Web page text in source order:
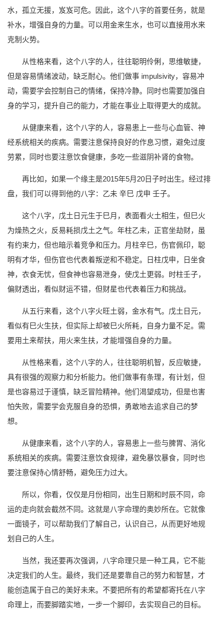
水，孤立无援，岌岌可危。因此，这个八字的首要任务，就是
补水，增强自身的力量。可以用金来生水，也可以直接用水来
克制火势。
从性格来看，这个八字的人，往往聪明伶俐，思维敏捷，
但是容易情绪波动，缺乏耐心。他们做事 impulsivity，容易冲
动，需要学会控制自己的情绪，保持冷静。同时也需要加强自
身的学习，提升自己的能力，才能在事业上取得更大的成就。
从健康来看，这个八字的人，容易患上一些与心血管、神
经系统相关的疾病。需要注意保持良好的作息习惯，避免过度
劳累，同时也要注意饮食健康，多吃一些滋阴补肾的食物。
再比如，如果一个缘主是2015年5月20日子时出生。经过排
盘，我们可以得到他的八字：乙未 辛巳 戊申 壬子。
这个八字，戊土日元生于巳月，表面看火土相生，但巳火
为燥热之火，反易耗损戊土之气。年柱乙未，正官坐劫财，虽
有约束力，但也暗示着竞争和压力。月柱辛巳，伤官佩印，聪
明有才华，但伤官也代表着叛逆和不稳定。日柱戊申，日坐食
神，衣食无忧，但食神也容易泄身，使戊土更弱。时柱壬子，
偏财透出，看似财运不错，但财星也代表着压力和挑战。
从五行来看，这个八字火旺土弱，金水有气。戊土日元，
看似有巳火生扶，但实际上却被巳火所耗，自身力量不足。需
要用土来帮扶，用火来生扶，才能增强自身的力量。
从性格来看，这个八字的人，往往聪明机智，反应敏捷，
具有很强的观察力和分析能力。他们做事有条理，有计划，但
是也容易过于谨慎，缺乏冒险精神。他们渴望成功，但是也害
怕失败，需要学会克服自身的恐惧，勇敢地去追求自己的梦
想。
从健康来看，这个八字的人，容易患上一些与脾胃、消化
系统相关的疾病。需要注意饮食规律，避免暴饮暴食，同时也
要注意保持心情舒畅，避免压力过大。
所以，你看，仅仅是月份相同，出生日期和时辰不同，命
运的走向就会截然不同。这就是八字命理的奥妙所在。它就像
一面镜子，可以帮助我们了解自己，认识自己，从而更好地规
划自己的人生。
当然，我还要再次强调，八字命理只是一种工具，它不能
决定我们的人生。最终，我们还是要靠自己的努力和智慧，才
能创造属于自己的美好未来。不要把所有的希望都寄托在八字
命理上，而要脚踏实地，一步一个脚印，去实现自己的目标。